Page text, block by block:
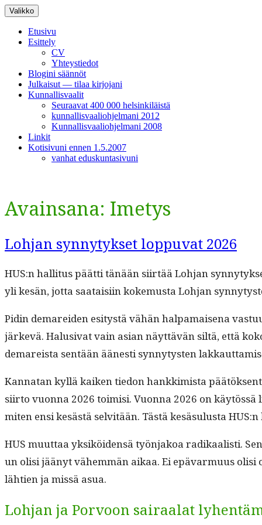
Siirry
sisältöön
Valikko
Etusivu
Esittely
CV
Yhteystiedot
Blogini säännöt
Julkaisut — tilaa kirjojani
Kunnallisvaalit
Seuraavat 400 000 helsinkiläistä
kunnallisvaaliohjelmani 2012
Kunnallisvaaliohjelmani 2008
Linkit
Kotisivuni ennen 1.5.2007
vanhat eduskuntasivuni
Avainsana: Imetys
Lohjan synnytykset loppuvat 2026
HUS:n hal­li­tus päät­ti tänään siirtää Loh­jan
yli kesän, jot­ta saataisi­in koke­mus­ta Loh­jan
Pidin demarei­den esi­tys­tä vähän hal­pa­maise­na
järkevä. Halu­si­vat vain asian näyt­tävän siltä, että
demareista sen­tään äänesti syn­ny­tys­ten
Kan­natan kyl­lä kaiken tiedon han­kkimista
siir­to vuon­na 2026 toimisi. Vuon­na 2026 on
miten ensi kesästä selvitään. Tästä kesä­su­lus­ta
HUS muut­taa yksiköi­den­sä työn­jakoa radikaal­isti.
un olisi jäänyt vähem­män aikaa. Ei epä­var­muus
läh­tien ja mis­sä asua.
Lohjan ja Porvoon sairaalat